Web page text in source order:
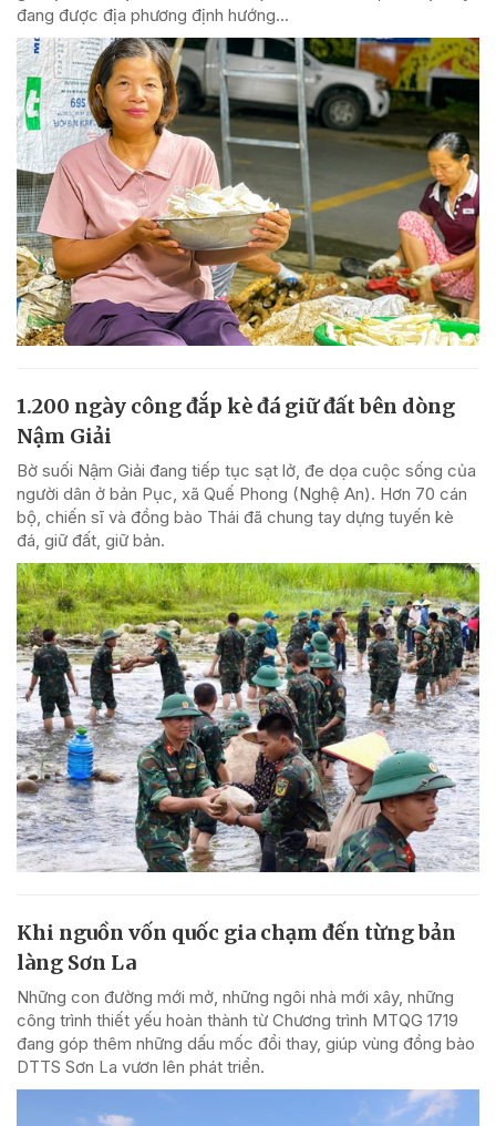
đang được địa phương định hướng...
1.200 ngày công đắp kè đá giữ đất bên dòng
Nậm Giải
Bờ suối Nậm Giải đang tiếp tục sạt lở, đe dọa cuộc sống của
người dân ở bản Pục, xã Quế Phong (Nghệ An). Hơn 70 cán
bộ, chiến sĩ và đồng bào Thái đã chung tay dựng tuyến kè
đá, giữ đất, giữ bản.
Khi nguồn vốn quốc gia chạm đến từng bản
làng Sơn La
Những con đường mới mở, những ngôi nhà mới xây, những
công trình thiết yếu hoàn thành từ Chương trình MTQG 1719
đang góp thêm những dấu mốc đổi thay, giúp vùng đồng bào
DTTS Sơn La vươn lên phát triển.